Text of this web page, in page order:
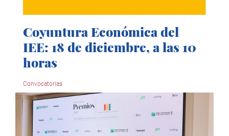
Coyuntura Económica del
IEE: 18 de diciembre, a las 10
horas
Convocatorias